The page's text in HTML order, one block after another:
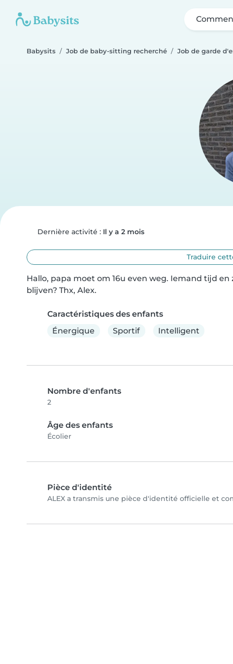
Babysits Job de baby-sitting recherché Job de garde
Dernière activité : Il y a 2 mois
Traduire
Hallo, papa moet om 16u even weg. Iemand tijd
blijven? Thx, Alex.
Caractéristiques des enfants
Énergique
Sportif Intelligent
Nombre d'enfants
2
Âge des enfants
Écolier
Pièce d'identité
ALEX a transmis une pièce d'identité officielle et